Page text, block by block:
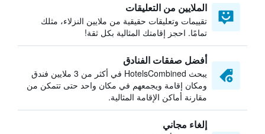
الملايين من التعليقات
تقييمات وتعليقات حقيقية من ملايين النزلاء، مثلك
تمامًا. احجز إقامتك المثالية بكل ثقة!
أفضل صفقات الفنادق
يبحث HotelsCombined في أكثر من 3 ملايين فندق
ومكان إقامة ويجمعهم في مكان واحد حتى تتمكن من
مقارنة أماكن الإقامة المثالية.
إلغاء مجاني